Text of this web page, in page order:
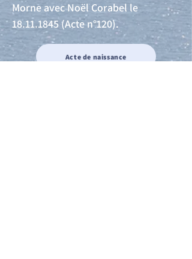
Morne avec Noël Corabel le
18.11.1845(Acte n°120).
Acte de naissance